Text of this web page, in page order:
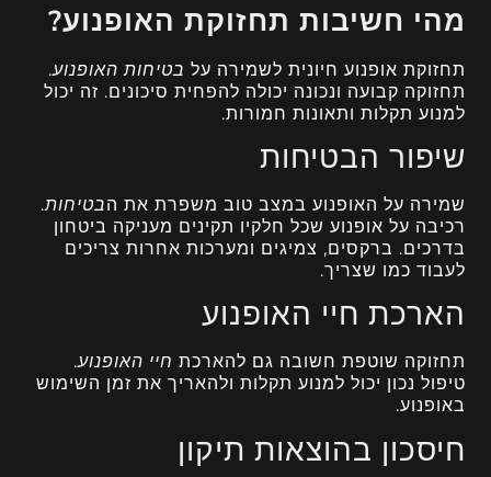
מהי חשיבות תחזוקת האופנוע?
תחזוקת אופנוע חיונית לשמירה על בטיחות האופנוע.
תחזוקה קבועה ונכונה יכולה להפחית סיכונים. זה יכול
למנוע תקלות ותאונות חמורות.
שיפור הבטיחות
שמירה על האופנוע במצב טוב משפרת את הבטיחות.
רכיבה על אופנוע שכל חלקיו תקינים מעניקה ביטחון
בדרכים. ברקסים, צמיגים ומערכות אחרות צריכים
לעבוד כמו שצריך.
הארכת חיי האופנוע
תחזוקה שוטפת חשובה גם להארכת חיי האופנוע.
טיפול נכון יכול למנוע תקלות ולהאריך את זמן השימוש
באופנוע.
חיסכון בהוצאות תיקון